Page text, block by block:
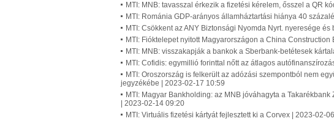
MTI: MNB: tavasszal érkezik a fizetési kérelem, ősszel a QR
MTI: Románia GDP-arányos államháztartási hiánya 40
MTI: Csökkent az ANY Biztonsági Nyomda Nyrt. nyeresége
MTI: Fióktelepet nyitott Magyarországon a China Construction
MTI: MNB: visszakapják a bankok a Sberbank-betétesek
MTI: Cofidis: egymillió forinttal nőtt az átlagos
MTI: Oroszország is felkerült az adózási szempontból nem
jegyzékébe | 2023-02-17 10:59
MTI: Magyar Bankholding: az MNB jóváhagyta a
| 2023-02-14 09:20
MTI: Virtuális fizetési kártyát fejlesztett ki a Corvex | 2023-02-